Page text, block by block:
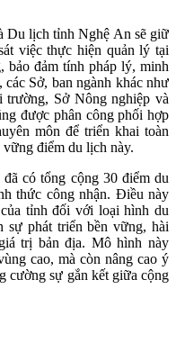
Du lịch tỉnh Nghệ An sẽ giữ
việc thực hiện quản lý tại
đảm tính pháp lý, minh
Sở, ban ngành khác như
Sở Nông nghiệp và
được phân công phối hợp
môn để triển khai toàn
điểm du lịch này.
có tổng cộng 30 điểm du
thức công nhận. Điều này
tỉnh đối với loại hình du
sự phát triển bền vững, hài
trị bản địa. Mô hình này
cao, mà còn nâng cao ý
cường sự gắn kết giữa cộng